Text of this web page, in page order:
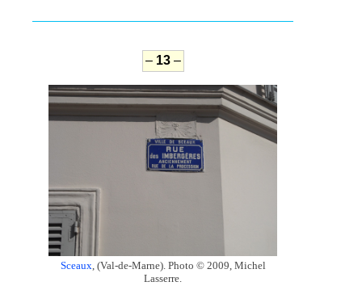
– 13–
Sceaux, (Val-de-Marne). Photo © 2009, Michel
Lasserre.